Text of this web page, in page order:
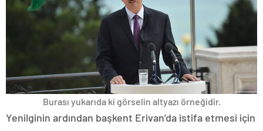
Burası yukarıda ki görselin altyazı örneğidir.
Yenilginin ardından başkent Erivan’da istifa etmesi için